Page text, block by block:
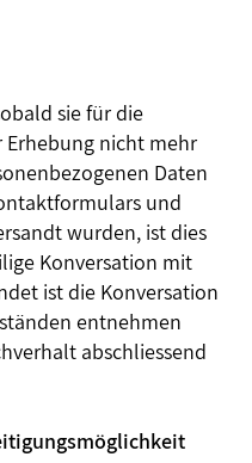
sie für die
Erhebung nicht mehr
Daten
und
wurden, ist dies
Konversation mit
ist die Konversation
entnehmen
abschliessend